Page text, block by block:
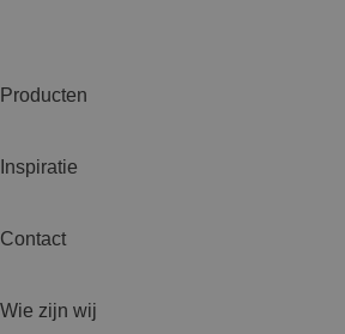
Producten
Inspiratie
Contact
Wie zijn wij